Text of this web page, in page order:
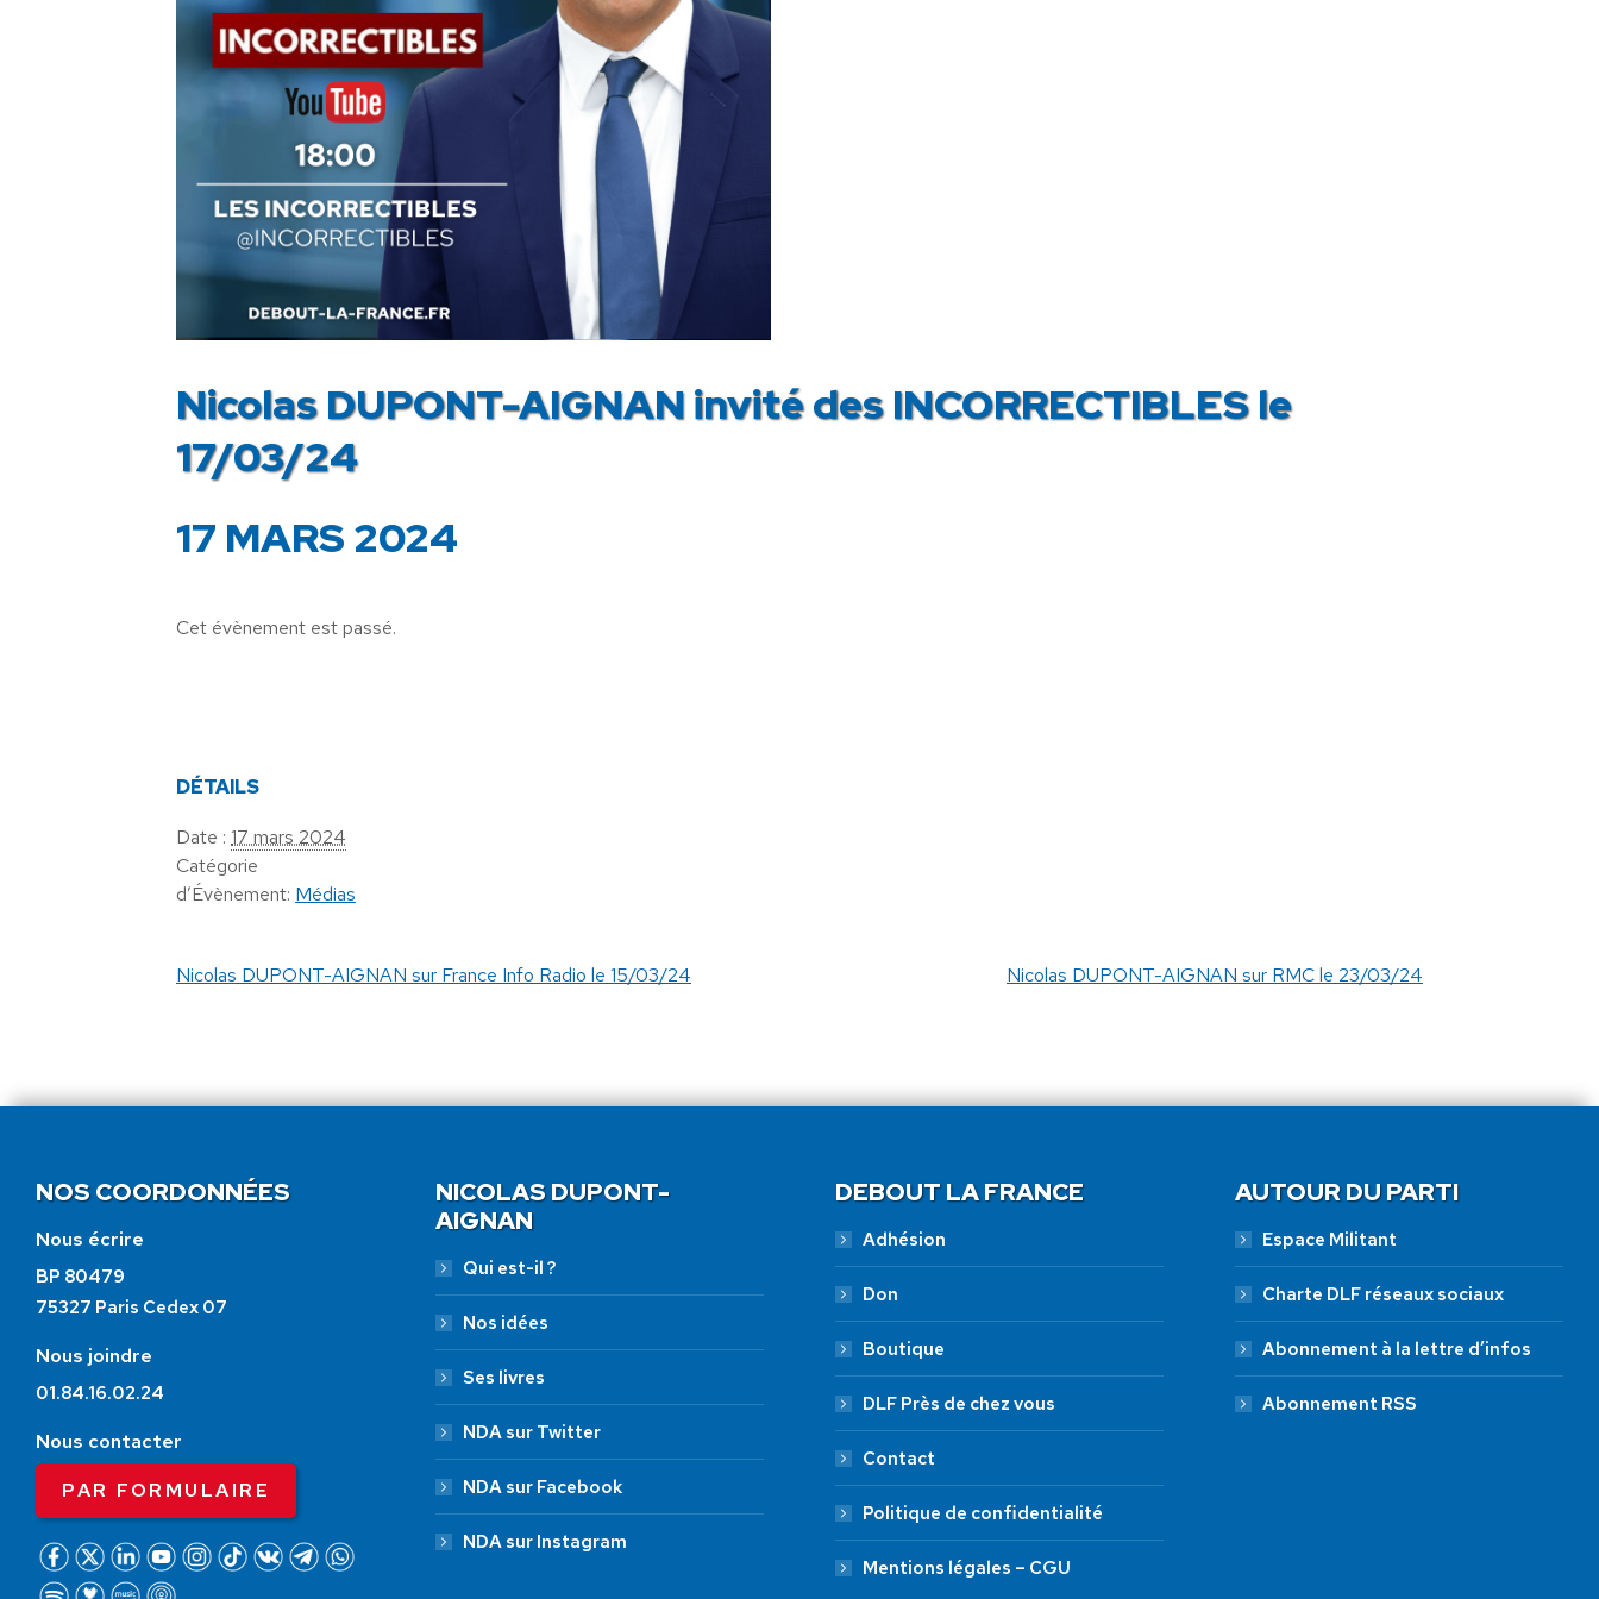
Nicolas DUPONT-AIGNAN invité des INCORRECTIBLES le
17/03/24
17 MARS 2024
Cet évènement est passé.
DÉTAILS
Date : 17 mars 2024
Catégorie
d’Évènement: Médias
Nicolas DUPONT-AIGNAN sur France Info Radio le 15/03/24 Nicolas DUPONT-AIGNAN sur RMC le 23/03/24
NOS COORDONNÉES
Nous écrire
BP 80479
75327 Paris Cedex 07
Nous joindre
01.84.16.02.24
Nous contacter
PAR FORMULAIRE
NICOLAS DUPONT-
AIGNAN
Qui est-il ?
Nos idées
Ses livres
NDA sur Twitter
NDA sur Facebook
NDA sur Instagram
DEBOUT LA FRANCE
Adhésion
Don
Boutique
DLF Près de chez vous
Contact
Politique de confidentialité
Mentions légales – CGU
AUTOUR DU PARTI
Espace Militant
Charte DLF réseaux sociaux
Abonnement à la lettre d’infos
Abonnement RSS